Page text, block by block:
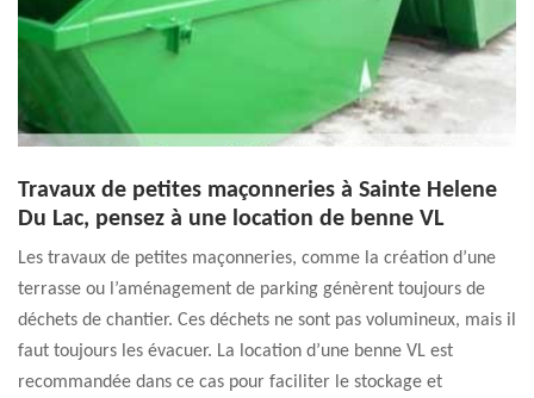
Travaux de petites maçonneries à Sainte Helene
Du Lac, pensez à une location de benne VL
Les travaux de petites maçonneries, comme la création d’une
terrasse ou l’aménagement de parking génèrent toujours de
déchets de chantier. Ces déchets ne sont pas volumineux, mais il
faut toujours les évacuer. La location d’une benne VL est
recommandée dans ce cas pour faciliter le stockage et